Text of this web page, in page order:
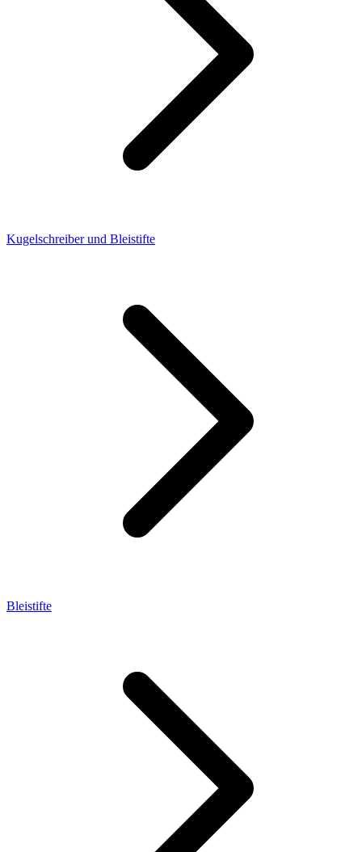
Kugelschreiber und Bleistifte
Bleistifte